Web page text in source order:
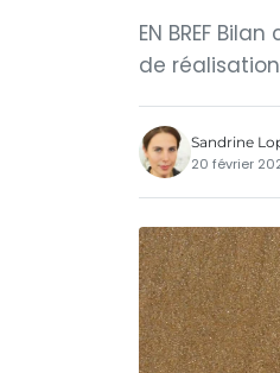
EN BREF
de
Sandrine
20 février